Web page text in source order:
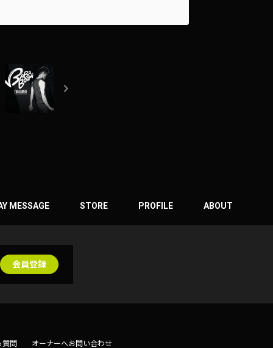
MESSAGE STORE PROFILE ABOUT
会員登録
質問 オーナーへお問い合わせ